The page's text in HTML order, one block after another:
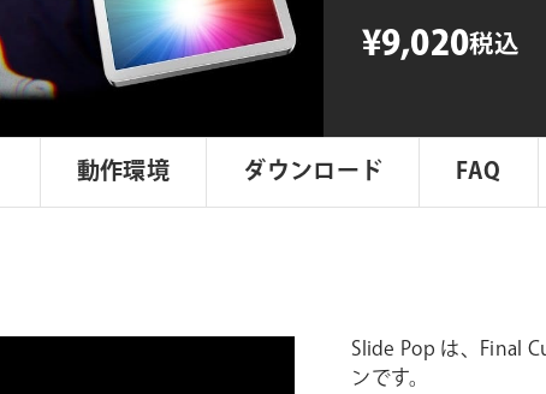
¥9,020税込
動作環境 ダウンロード FAQ
Slide Pop は、Final
ンです。